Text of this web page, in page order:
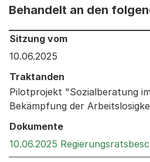
Behandelt an den
Behandelt an den folgenden
Sitzung vom
10.06.2025
Traktanden
Pilotprojekt "Sozialberatung
Bekämpfung der
Dokumente
10.06.2025